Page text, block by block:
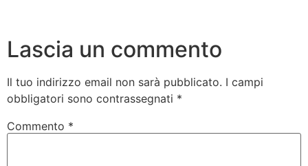
Lascia un commento
Il tuo indirizzo email non sarà pubblicato. I campi
obbligatori sono contrassegnati *
Commento *